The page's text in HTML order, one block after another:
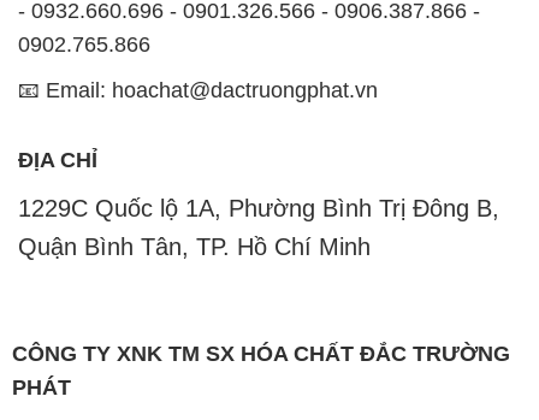
- 0932.660.696 - 0901.326.566 - 0906.387.866 -
0902.765.866
📧 Email: hoachat@dactruongphat.vn
ĐỊA CHỈ
1229C Quốc lộ 1A, Phường Bình Trị Đông B,
Quận Bình Tân, TP. Hồ Chí Minh
CÔNG TY XNK TM SX HÓA CHẤT ĐẮC TRƯỜNG
PHÁT